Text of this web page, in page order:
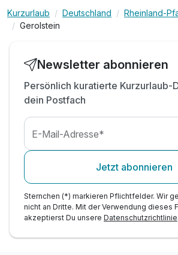
inkl. Parkplatz am Hotel
inkl. Nutzung WLAN
Kurzurlaub Deutschland Rheinland-
Gerolstein
Newsletter abonnieren
Persönlich kuratierte Kurzurlaub-
dein Postfach
E-Mail-Adresse*
Jetzt abonnieren
Sternchen (*) markieren Pflichtfelder. Wir
nicht an Dritte. Mit der Verwendung dieses
akzeptierst Du unsere Datenschutzrichtlinie